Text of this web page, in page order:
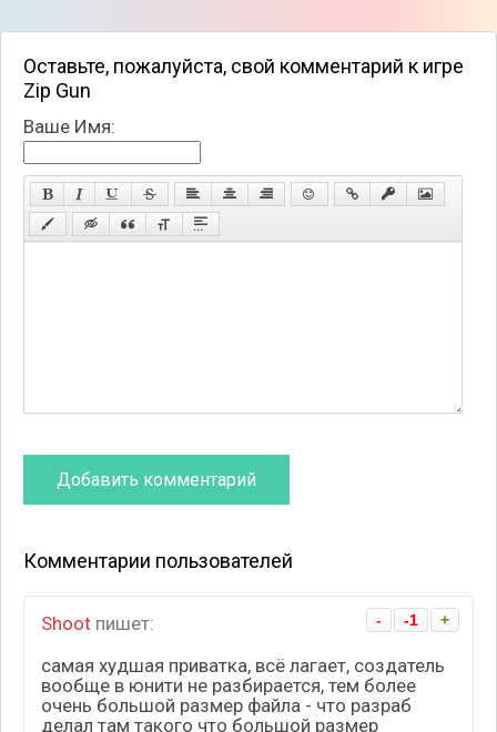
Оставьте, пожалуйста, свой комментарий к игре
Zip Gun
Ваше Имя:
Комментарии пользователей
- -1 +
Shoot пишет:
самая худшая приватка, всё лагает, создатель
вообще в юнити не разбирается, тем более
очень большой размер файла - что разраб
делал там такого что большой размер